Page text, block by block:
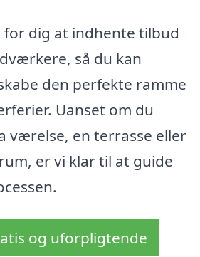
for dig at indhente tilbud
så du kan
den perfekte ramme
Uanset om du
værelse, en terrasse eller
er vi klar til at guide
og uforpligtende